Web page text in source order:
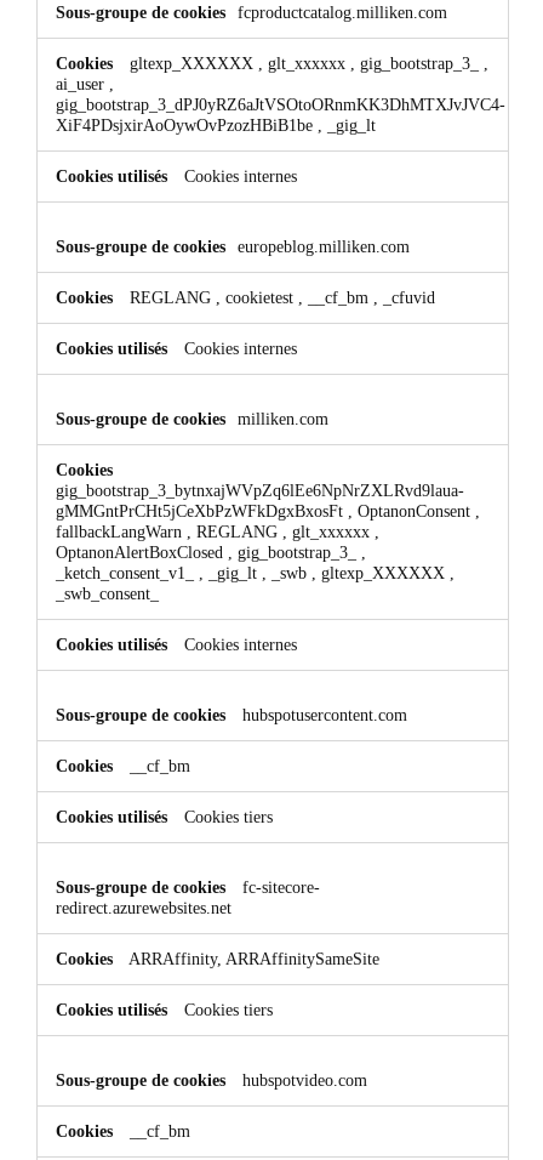
fcproductcatalog.milliken.com
gltexp_XXXXXX glt_xxxxxx gig_bootstrap_3_
ai_user
gig_bootstrap_3_dPJ0yRZ6aJtVSOtoORnmKK3DhMTXJvJVC4-
XiF4PDsjxirAoOywOvPzozHBiB1be
_gig_lt
Cookies internes
europeblog.milliken.com
REGLANG cookietest __cf_bm _cfuvid
Cookies internes
milliken.com
gig_bootstrap_3_bytnxajWVpZq6lEe6NpNrZXLRvd9laua-
gMMGntPrCHt5jCeXbPzWFkDgxBxosFt
OptanonConsent
fallbackLangWarn
REGLANG glt_xxxxxx
OptanonAlertBoxClosed
gig_bootstrap_3_
_ketch_consent_v1_
_gig_lt _swb gltexp_XXXXXX
_swb_consent_
Cookies internes
hubspotusercontent.com
__cf_bm
Cookies tiers
fc-sitecore-
redirect.azurewebsites.net
ARRAffinity, ARRAffinitySameSite
Cookies tiers
hubspotvideo.com
__cf_bm